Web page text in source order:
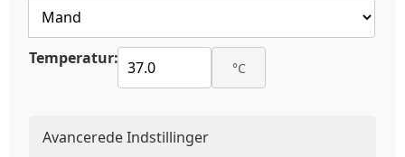
Temperatur: °C
Avancerede Indstillinger